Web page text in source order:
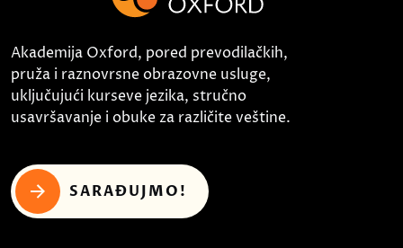
Akademija Oxford, pored prevodilačkih,
pruža i raznovrsne obrazovne usluge,
uključujući kurseve jezika, stručno
usavršavanje i obuke za različite veštine.
SARAĐUJMO!